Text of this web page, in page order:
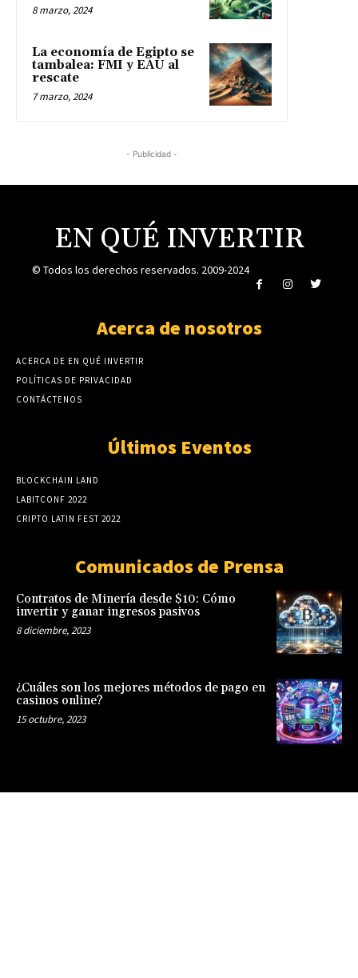
8 marzo, 2024
La economía de Egipto se
tambalea: FMI y EAU al
rescate
7 marzo, 2024
- Publicidad -
EN QUÉ INVERTIR
© Todos los derechos reservados. 2009-2024
Acerca de nosotros
ACERCA DE EN QUÉ INVERTIR
POLÍTICAS DE PRIVACIDAD
CONTÁCTENOS
Últimos Eventos
BLOCKCHAIN LAND
LABITCONF 2022
CRIPTO LATIN FEST 2022
Comunicados de Prensa
Contratos de Minería desde $10: Cómo
invertir y ganar ingresos pasivos
8 diciembre, 2023
¿Cuáles son los mejores métodos de pago en
casinos online?
15 octubre, 2023